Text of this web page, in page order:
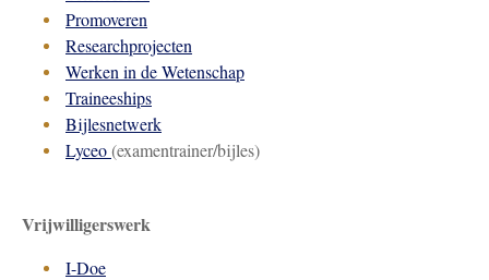
Promoveren
Researchprojecten
Werken in de Wetenschap
Traineeships
Bijlesnetwerk
Lyceo(examentrainer/bijles)
Vrijwilligerswerk
I-Doe